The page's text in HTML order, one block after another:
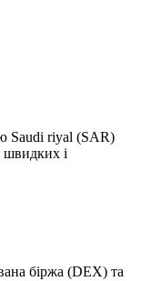
Saudi riyal (SAR)
швидких і
біржа (DEX) та